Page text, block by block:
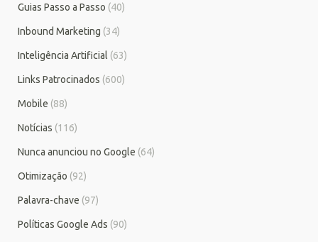
Guias Passo a Passo (40)
Inbound Marketing (34)
Inteligência Artificial (63)
Links Patrocinados (600)
Mobile (88)
Notícias (116)
Nunca anunciou no Google (64)
Otimização (92)
Palavra-chave (97)
Políticas Google Ads (90)